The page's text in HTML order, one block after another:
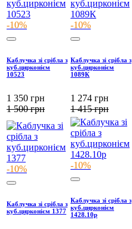
-10%
Каблучка зі срібла з
куб.цирконієм
10523
1 350 грн
1 500грн
-10%
Каблучка зі срібла з
куб.цирконієм
1089К
1 274 грн
1 415грн
-10%
Каблучка зі срібла з
куб.цирконієм 1377
-10%
Каблучка зі срібла з
куб.цирконієм
1428.10р